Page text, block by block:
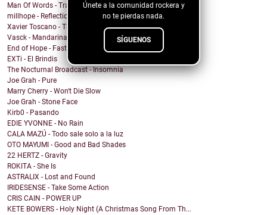
Únete a la comunidad rockera y
no te pierdas nada.
SÍGUENOS
Man Of Words - Translation Lost
millhope - Reflection
Xavier Toscano - The City Said
Vasck - Mandarina
End of Hope - Fastball
EXTi - El Brindis
The Nocturnal Broadcast - Insomnia
Joe Grah - Pure
Marry Cherry - Won't Die Slow
Joe Grah - Stone Face
Kirb0 - Pasando
EDIE YVONNE - No Rain
CALA MAZÚ - Todo sale solo a la luz
OTO MAYUMI - Good and Bad Shades
22 HERTZ - Gravity
ROKITA - She Is
ASTRALIX - Lost and Found
IRIDESENSE - Take Some Action
CRIS CAIN - POWER UP
KETE BOWERS - Holy Night (A Christmas Song From Th...